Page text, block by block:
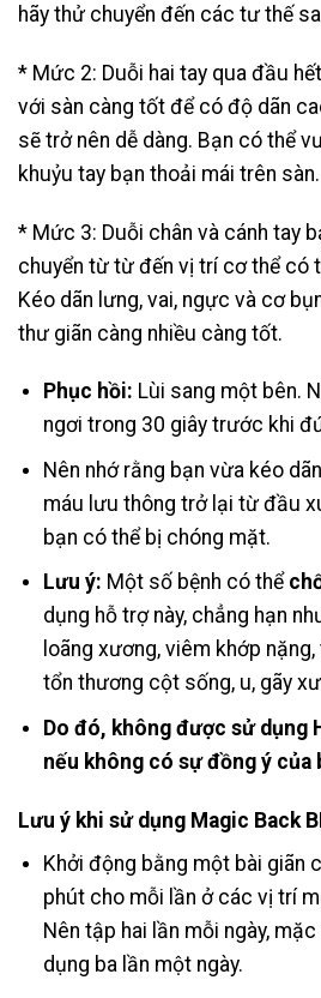
hãy thử chuyển đến các tư thế
* Mức 2: Duỗi hai tay qua đầu
với sàn càng tốt để có độ dãn
sẽ trở nên dễ dàng. Bạn có thể
khuỷu tay bạn thoải mái trên sàn.
* Mức 3: Duỗi chân và cánh tay
chuyển từ từ đến vị trí cơ thể có
Kéo dãn lưng, vai, ngực và cơ
thư giãn càng nhiều càng tốt.
Phục hồi: Lùi sang một bên.
ngơi trong 30 giây trước khi
Nên nhớ rằng bạn vừa kéo
máu lưu thông trở lại từ đầu
bạn có thể bị chóng mặt.
Lưu ý: Một số bệnh có thể
dụng hỗ trợ này, chẳng hạn
loãng xương, viêm khớp
tổn thương cột sống, u, gãy
Do đó, không được sử dụng
nếu không có sự đồng ý của
Lưu ý khi sử dụng Magic Back
Khởi động bằng một bài giãn
phút cho mỗi lần ở các vị trí
Nên tập hai lần mỗi ngày,
dụng ba lần một ngày.